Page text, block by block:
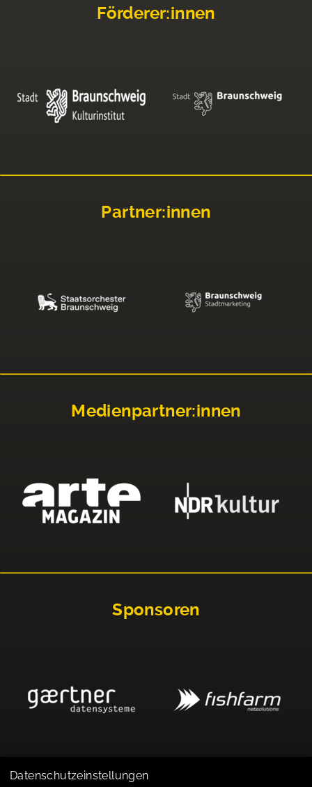
Förderer:innen
Partner:innen
Medienpartner:innen
Sponsoren
Datenschutzeinstellungen